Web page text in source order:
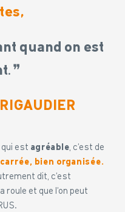
quand on est
.❞
qui est agréable, c’est de
bien organisée.
dit, c’est
roule et que l’on peut